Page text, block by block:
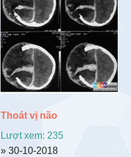
Thoát vị não
Lượt xem: 235
» 30-10-2018